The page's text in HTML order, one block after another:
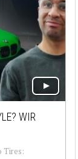
WIR
Tires: